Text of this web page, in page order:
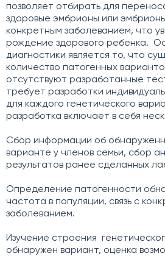
позволяет отбирать для
здоровые эмбрионы или
конкретным заболеванием, что
рождение здорового ребенка.
диагностики является то, что
количество патогенных
отсутствуют разработанные
требует разработки
для каждого генетического
разработка включает в себя
Сбор информации об
варианте у членов семьи, сбор
результатов ранее сделанных
Определение патогенности
частота в популяции, связь с
заболеванием.
Изучение строения
обнаружен вариант, оценка